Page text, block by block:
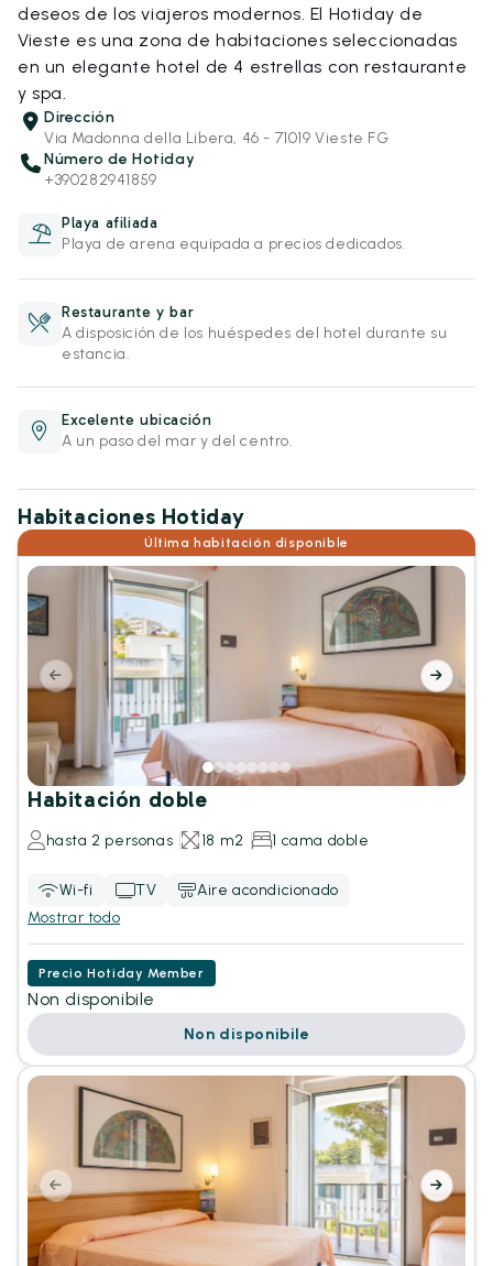
deseos de los viajeros modernos. El Hotiday de
Vieste es una zona de habitaciones seleccionadas
en un elegante hotel de 4 estrellas con restaurante
y spa.
Dirección
Via Madonna della Libera, 46 - 71019 Vieste FG
Número de Hotiday
+390282941859
Playa afiliada
Playa de arena equipada a precios dedicados.
Restaurante y bar
A disposición de los huéspedes del hotel durante su
estancia.
Excelente ubicación
A un paso del mar y del centro.
Habitaciones Hotiday
Última habitación disponible
Habitación doble
hasta 2 personas 18 m2 1 cama doble
Wi-fi TV
Aire acondicionado
Mostrar todo
Precio Hotiday Member
Non disponibile
Non disponibile